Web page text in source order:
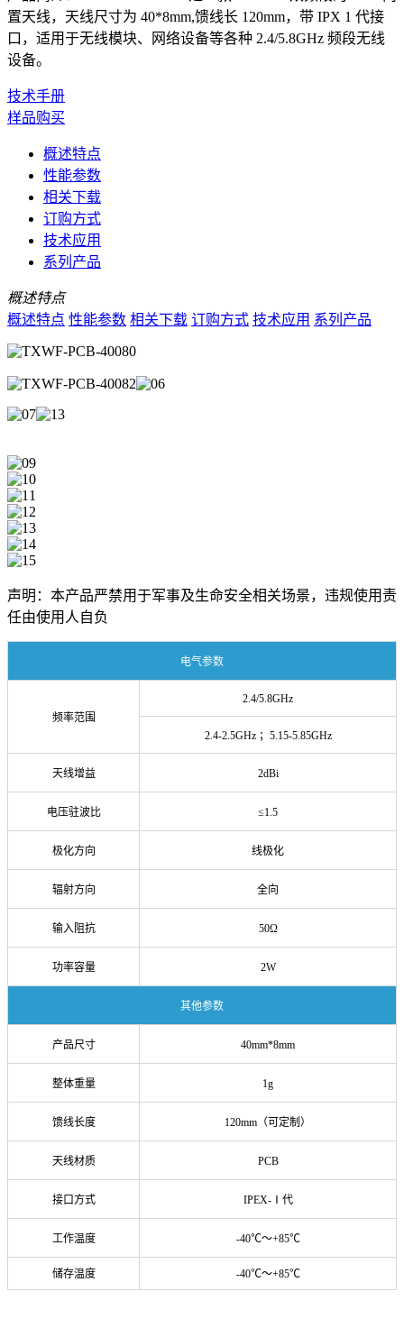
置天线，天线尺寸为 40*8mm,馈线长 120mm，带 IPX 1 代接
口，适用于无线模块、网络设备等各种 2.4/5.8GHz 频段无线
设备。
技术手册
样品购买
概述特点
性能参数
相关下载
订购方式
技术应用
系列产品
概述特点
概述特点 性能参数 相关下载 订购方式 技术应用 系列产品
声明：本产品严禁用于军事及生命安全相关场景，违规使用责
任由使用人自负
电气参数
频率范围
2.4/5.8GHz
2.4-2.5GHz ；5.15-5.85GHz
天线增益 2dBi
电压驻波比 ≤1.5
极化方向 线极化
辐射方向 全向
输入阻抗 50Ω
功率容量 2W
其他参数
产品尺寸 40mm*8mm
整体重量 1g
馈线长度 120mm（可定制）
天线材质 PCB
接口方式 IPEX-Ⅰ代
工作温度 -40℃～+85℃
储存温度 -40℃～+85℃